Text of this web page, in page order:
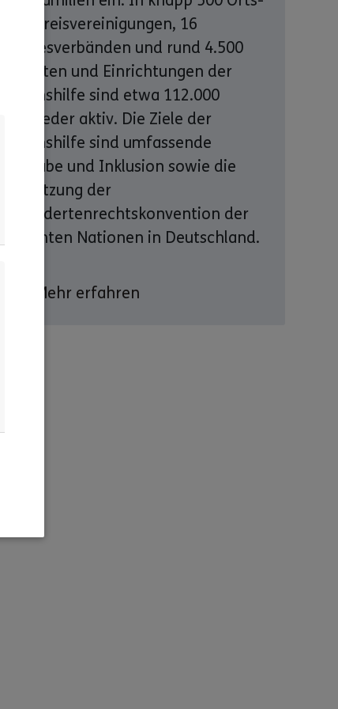
und Kreisvereinigungen, 16
Landesverbänden und rund 4.500
Diensten und Einrichtungen der
Lebenshilfe sind etwa 112.000
Mitglieder aktiv. Die Ziele der
Lebenshilfe sind umfassende
Teilhabe und Inklusion sowie die
Umsetzung der
Behindertenrechtskonvention der
Vereinten Nationen in Deutschland.
Mehr erfahren